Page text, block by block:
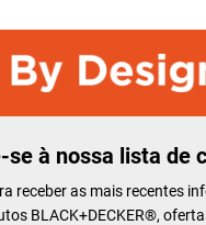
se à nossa lista de
receber as mais recentes
BLACK+DECKER®,